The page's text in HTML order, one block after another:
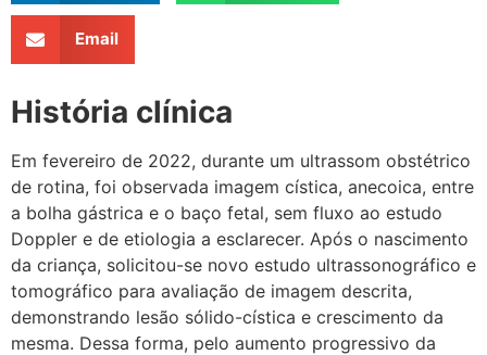
Email
História clínica
Em fevereiro de 2022, durante um ultrassom obstétrico
de rotina, foi observada imagem cística, anecoica, entre
a bolha gástrica e o baço fetal, sem fluxo ao estudo
Doppler e de etiologia a esclarecer. Após o nascimento
da criança, solicitou-se novo estudo ultrassonográfico e
tomográfico para avaliação de imagem descrita,
demonstrando lesão sólido-cística e crescimento da
mesma. Dessa forma, pelo aumento progressivo da